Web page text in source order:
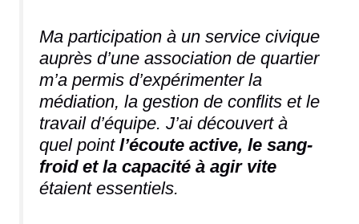
Ma participation à un service civique
auprès d’une association de quartier
m’a permis d’expérimenter la
médiation, la gestion de conflits et le
travail d’équipe. J’ai découvert à
quel point l’écoute active, le sang-
froid et la capacité à agir vite
étaient essentiels.